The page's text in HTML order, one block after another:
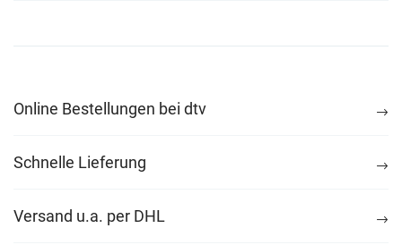
Online Bestellungen bei dtv
Schnelle Lieferung
Versand u.a. per DHL